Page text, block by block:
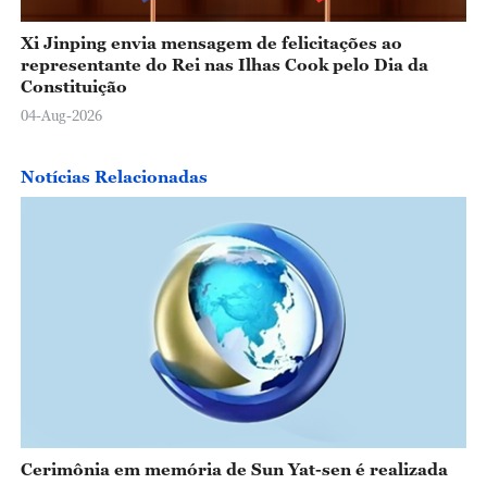
Xi Jinping envia mensagem de felicitações ao
representante do Rei nas Ilhas Cook pelo Dia da
Constituição
04-Aug-2026
Notícias Relacionadas
Cerimônia em memória de Sun Yat-sen é realizada